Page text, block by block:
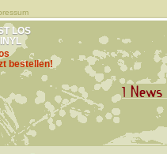
LOS
bestellen!